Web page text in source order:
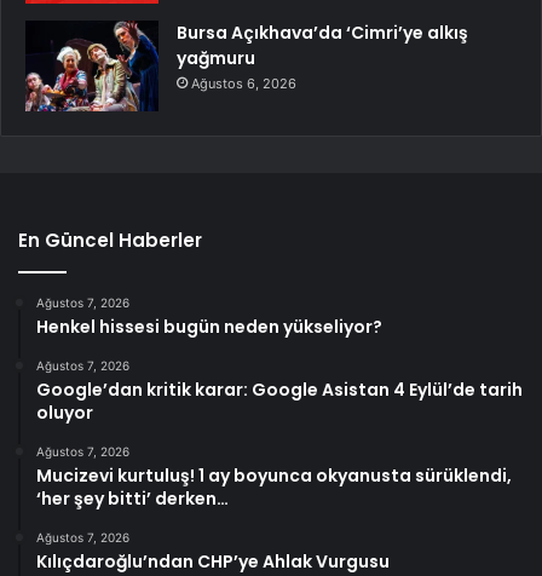
Bursa Açıkhava’da ‘Cimri’ye alkış
yağmuru
Ağustos 6, 2026
En Güncel Haberler
Ağustos 7, 2026
Henkel hissesi bugün neden yükseliyor?
Ağustos 7, 2026
Google’dan kritik karar: Google Asistan 4 Eylül’de tarih
oluyor
Ağustos 7, 2026
Mucizevi kurtuluş! 1 ay boyunca okyanusta sürüklendi,
‘her şey bitti’ derken…
Ağustos 7, 2026
Kılıçdaroğlu’ndan CHP’ye Ahlak Vurgusu